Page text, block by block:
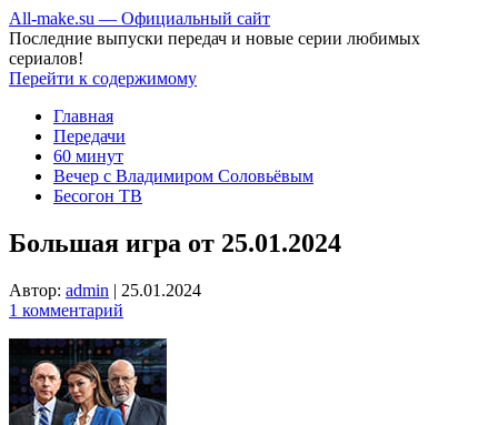
All-make.su — Официальный сайт
Последние выпуски передач и новые серии любимых
сериалов!
Перейти к содержимому
Главная
Передачи
60 минут
Вечер с Владимиром Соловьёвым
Бесогон ТВ
Большая игра от 25.01.2024
Автор: admin | 25.01.2024
1 комментарий